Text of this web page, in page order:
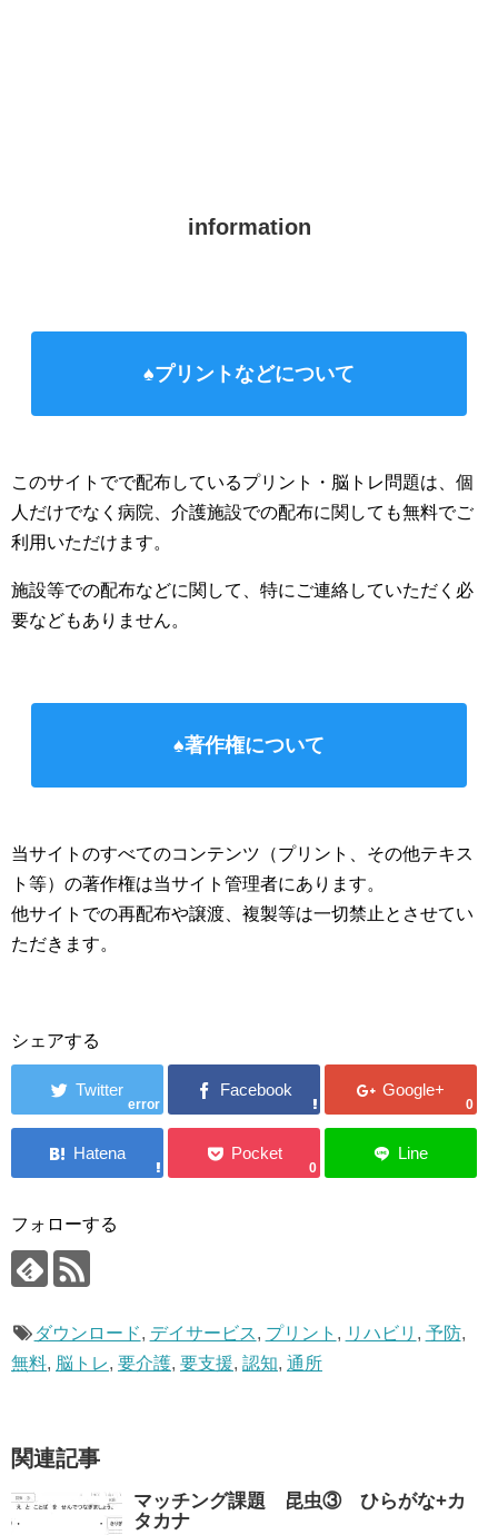
information
♠プリントなどについて
このサイトでで配布しているプリント・脳トレ問題は、個
人だけでなく病院、介護施設での配布に関しても無料でご
利用いただけます。
施設等での配布などに関して、特にご連絡していただく必
要などもありません。
♠著作権について
当サイトのすべてのコンテンツ（プリント、その他テキス
ト等）の著作権は当サイト管理者にあります。
他サイトでの再配布や譲渡、複製等は一切禁止とさせてい
ただきます。
シェアする
error 0
0
フォローする
ダウンロード, デイサービス, プリント , リハビリ , 予防,
無料, 脳トレ, 要介護, 要支援, 認知, 通所
関連記事
マッチング課題 昆虫③ ひらがな+カ
タカナ